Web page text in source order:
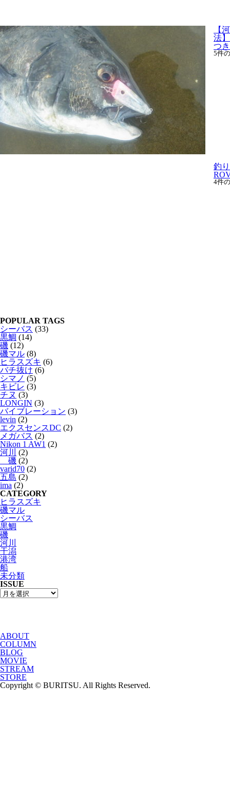
【
法
つ
5件
釣
4件
POPULAR TAGS
シーバス (33)
黒鯛 (14)
磯 (12)
磯マル (8)
ヒラスズキ (6)
バチ抜け (6)
シマノ (5)
キビレ (3)
チヌ (3)
LONGIN (3)
バイブレーション (3)
levin (2)
エクスセンスDC (2)
メガバス (2)
Nikon 1 AW1 (2)
河川
(2)
磯 (2)
varid70 (2)
五島 (2)
ima (2)
CATEGORY
ヒラスズキ
磯マル
シーバス
黒鯛
磯
河川
干潟
港湾
船
未分類
ISSUE
ABOUT
COLUMN
BLOG
MOVIE
STREAM
STORE
Copyright © BURITSU. All Rights Reserved.